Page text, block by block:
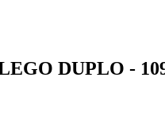
DUPLO -